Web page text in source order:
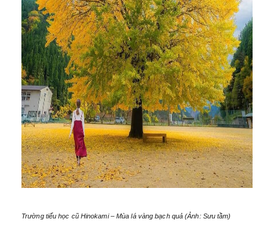
Trường tiểu học cũ Hinokami – Mùa lá vàng bạch quả (Ảnh: Sưu tầm)